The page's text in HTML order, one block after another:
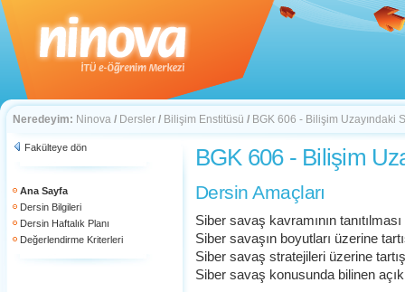
Neredeyim: Ninova / Dersler / Bilişim Enstitüsü / BGK 606 - Bilişim Uzayındaki
Fakülteye dön
Ana Sayfa
Dersin Bilgileri
Dersin Haftalık Planı
Değerlendirme Kriterleri
BGK 606 - Bilişim
Dersin Amaçları
Siber savaş kavramının tanıtılması
Siber savaşın boyutları üzerine
Siber savaş stratejileri üzerine
Siber savaş konusunda bilinen